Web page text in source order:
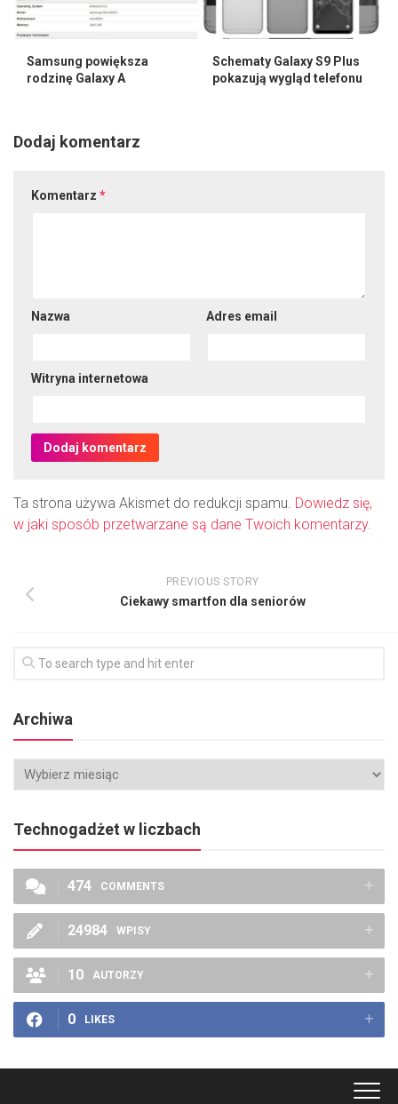
Samsung powiększa
rodzinę Galaxy A
Schematy Galaxy S9 Plus
pokazują wygląd telefonu
Dodaj komentarz
Komentarz *
Nazwa Adres email
Witryna internetowa
Ta strona używa Akismet do redukcji spamu. Dowiedz się,
w jaki sposób przetwarzane są dane Twoich komentarzy.
PREVIOUS STORY
Ciekawy smartfon dla seniorów
Archiwa
Technogadżet w liczbach
474 COMMENTS
24984 WPISY
10 AUTORZY
0 LIKES